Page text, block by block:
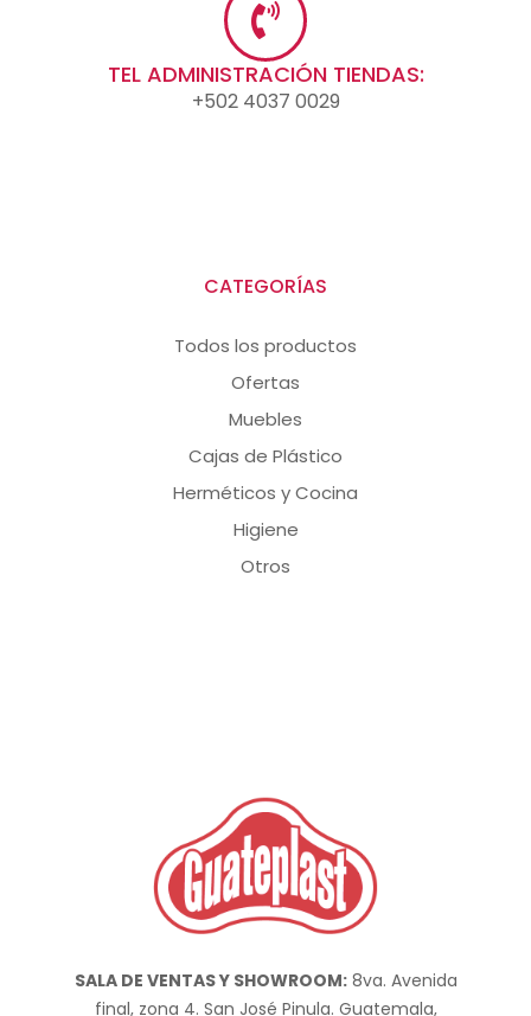
TEL ADMINISTRACIÓN TIENDAS:
+502 4037 0029
CATEGORÍAS
Todos los productos
Ofertas
Muebles
Cajas de Plástico
Herméticos y Cocina
Higiene
Otros
SALA DE VENTAS Y SHOWROOM:8va. Avenida
final, zona 4. San José Pinula. Guatemala,